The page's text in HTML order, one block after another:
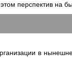
перспектив на
в